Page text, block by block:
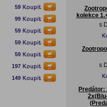
59
99
59
59
59
197
149
kolekce
s
s
Predátor: